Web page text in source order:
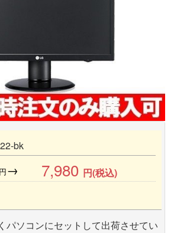
bk
→ 7,980 円(税込)
パソコンにセットして出荷させてい